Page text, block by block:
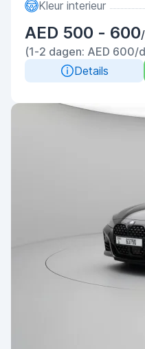
Kleur interieur
AED 500 - 600
(1-2 dagen: AED 600/
Details